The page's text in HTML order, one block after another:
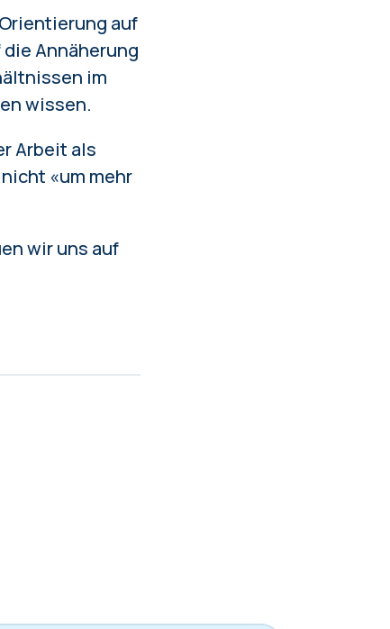
auf
Annäherung
im
wissen.
Arbeit als
«um mehr
wir uns auf